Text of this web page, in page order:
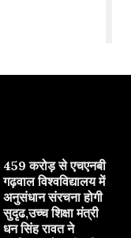
459 करोड़ से एचएनबी
गढ़वाल विश्वविद्यालय में
अनुसंधान संरचना होगी
सुदृढ,उच्च शिक्षा मंत्री
धन सिंह रावत ने